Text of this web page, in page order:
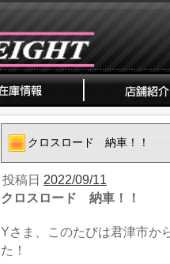
クロスロード 納車！！
投稿日 2022/09/11
クロスロード 納車！！
Yさま、このたびは君津市か
た！